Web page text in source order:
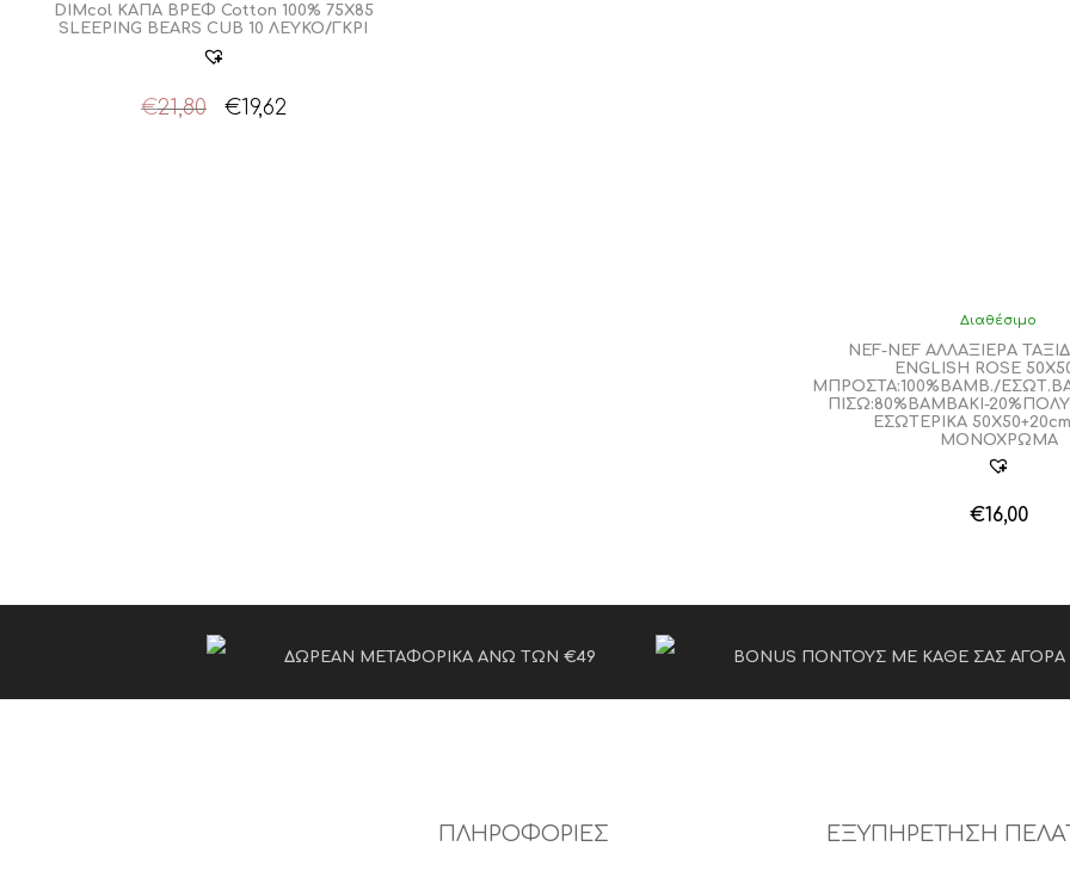
DIMcol ΚΑΠΑ ΒΡΕΦ Cotton 100% 75X85
SLEEPING BEARS CUB 10 ΛΕΥΚΟ/ΓΚΡΙ
€21,80
Original
€19,62Η
Διαθέσιμο
NEF-NEF ΑΛΛΑΞΙΕΡΑ
ENGLISH ROSE
ΜΠΡΟΣΤΑ:100%ΒΑΜΒ./
ΠΙΣΩ:80%ΒΑΜΒΑΚΙ-
ΕΣΩΤΕΡΙΚΑ
ΜΟΝΟΧΡΩΜΑ
€16,00
ΔΩΡΕΑΝ ΜΕΤΑΦΟΡΙΚΑ ΑΝΩ ΤΩΝ €49 BONUS ΠΟΝΤΟΥΣ ΜΕ ΚΑΘΕ ΣΑΣ ΑΓΟΡΑ
ΠΛΗΡΟΦΟΡΙΕΣ ΕΞΥΠΗΡΕΤΗΣΗ